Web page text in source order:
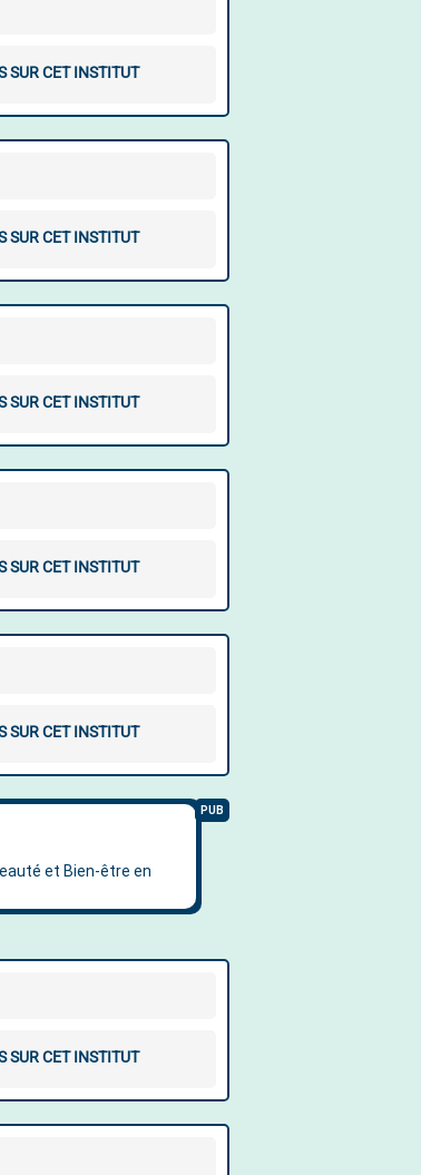
SUR CET INSTITUT
SUR CET INSTITUT
SUR CET INSTITUT
SUR CET INSTITUT
SUR CET INSTITUT
SUR CET INSTITUT